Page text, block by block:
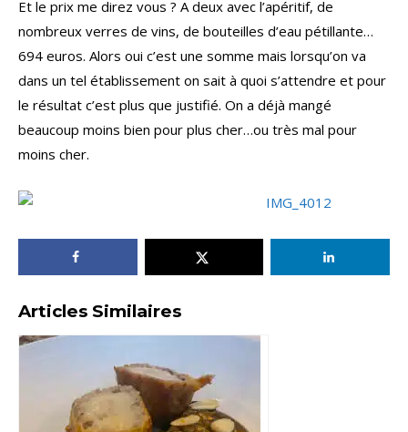
Et le prix me direz vous ? A deux avec l’apéritif, de
nombreux verres de vins, de bouteilles d’eau pétillante…
694 euros. Alors oui c’est une somme mais lorsqu’on va
dans un tel établissement on sait à quoi s’attendre et pour
le résultat c’est plus que justifié. On a déjà mangé
beaucoup moins bien pour plus cher…ou très mal pour
moins cher.
Articles Similaires